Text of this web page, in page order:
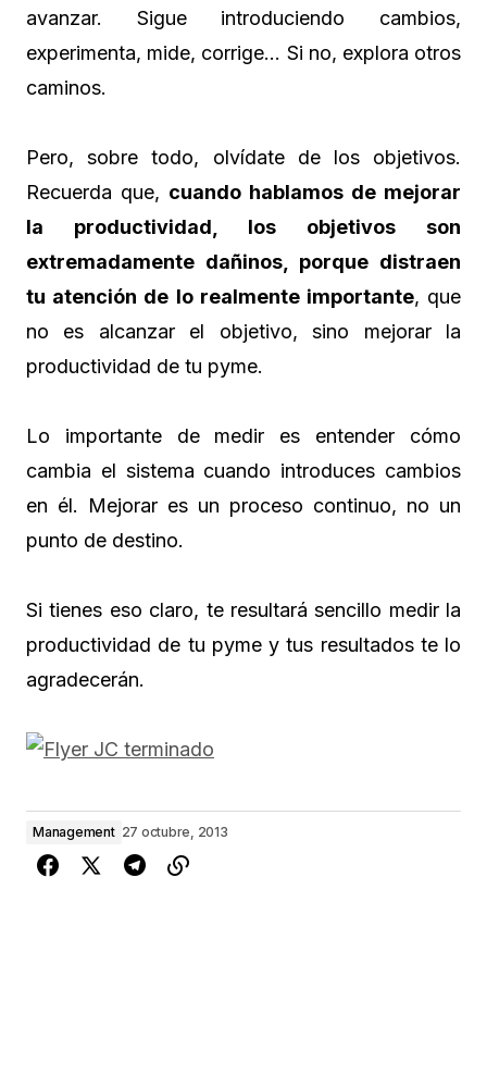
avanzar. Sigue introduciendo cambios,
experimenta, mide, corrige… Si no, explora otros
caminos.
Pero, sobre todo, olvídate de los objetivos.
Recuerda que, cuando hablamos de mejorar
la productividad, los objetivos son
extremadamente dañinos, porque distraen
tu atención de lo realmente importante, que
no es alcanzar el objetivo, sino mejorar la
productividad de tu pyme.
Lo importante de medir es entender cómo
cambia el sistema cuando introduces cambios
en él. Mejorar es un proceso continuo, no un
punto de destino.
Si tienes eso claro, te resultará sencillo medir la
productividad de tu pyme y tus resultados te lo
agradecerán.
Management 27 octubre, 2013